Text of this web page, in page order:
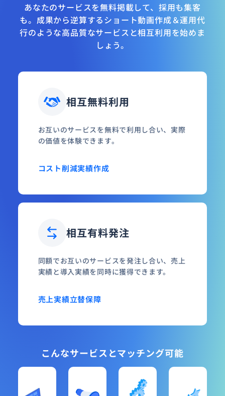
あなたのサービスを無料掲載して、採用も集客
も。成果から逆算するショート動画作成＆運用代
行のような高品質なサービスと相互利用を始めま
しょう。
相互無料利用
お互いのサービスを無料で利用し合い、実際
の価値を体験できます。
コスト削減実績作成
相互有料発注
同額でお互いのサービスを発注し合い、売上
実績と導入実績を同時に獲得できます。
売上実績立替保障
こんなサービスとマッチング可能